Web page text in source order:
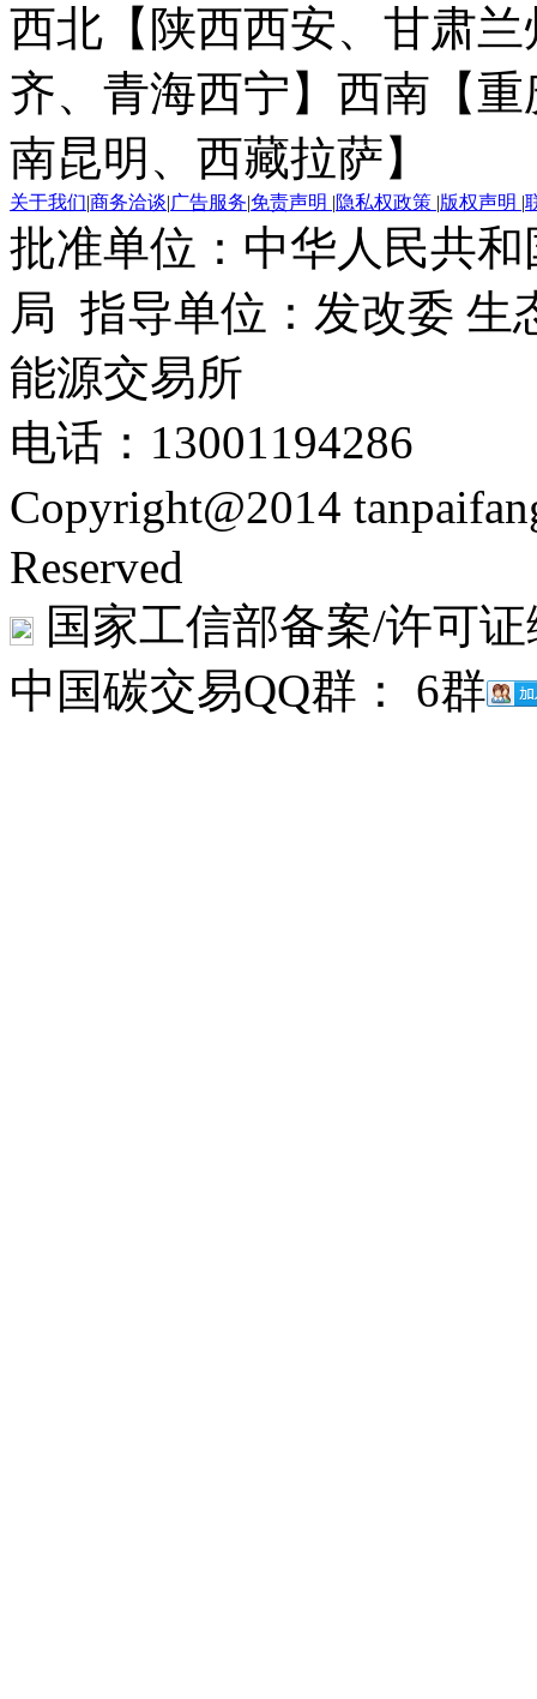
西北【陕西西安、甘肃
齐、青海西宁】 西南【
南昆明、西藏拉萨】
关于我们|商务洽谈|广告服务|免责声明 |隐私权政策 |版权声明 |
批准单位：中华人民共
局 指导单位：发改委 生
能源交易所
电话：13001194286
Copyright@2014
Reserved
国家工信部备案/许可
中国碳交易QQ群： 6群